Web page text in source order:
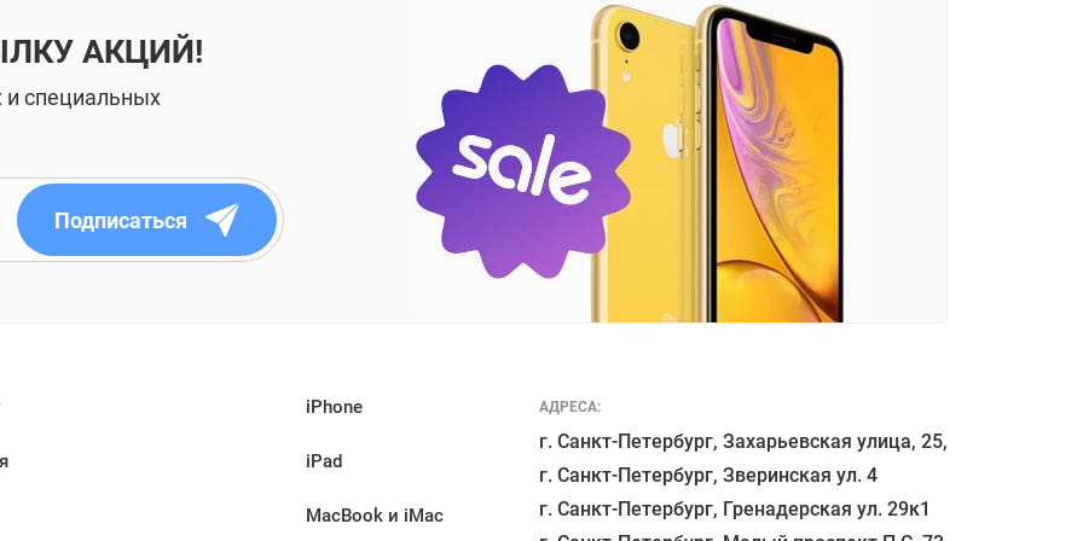
АКЦИЙ!
и специальных
Подписаться
iPhone
iPad
MacBook и iMac
АДРЕСА:
г. Санкт-Петербург, Захарьевская улица, 25,
г. Санкт-Петербург, Зверинская ул. 4
г. Санкт-Петербург, Гренадерская ул. 29к1